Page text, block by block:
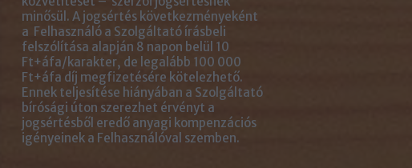
minősül. A jogsértés következményeként
a Felhasználó a Szolgáltató írásbeli
felszólítása alapján 8 napon belül 10
Ft+áfa/karakter, de legalább 100 000
Ft+áfa díj megfizetésére kötelezhető.
Ennek teljesítése hiányában a Szolgáltató
bírósági úton szerezhet érvényt a
jogsértésből eredő anyagi kompenzációs
igényeinek a Felhasználóval szemben.